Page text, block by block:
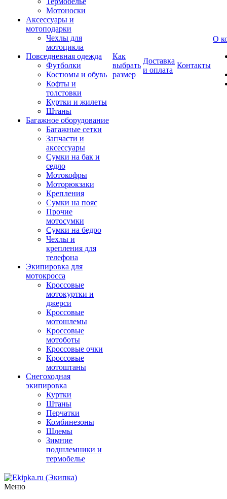
Мотоноски
Аксессуары и
мотоподарки
Чехлы для
мотоцикла
Повседневная одежда
Футболки
Костюмы и обувь
Кофты и
толстовки
Куртки и жилеты
Штаны
Багажное оборудование
Багажные сетки
Запчасти и
аксессуары
Сумки на бак и
седло
Мотокофры
Моторюкзаки
Крепления
Сумки на пояс
Прочие
мотосумки
Сумки на бедро
Чехлы и
крепления для
телефона
Экипировка для
мотокросса
Кроссовые
мотокуртки и
джерси
Кроссовые
мотошлемы
Кроссовые
мотоботы
Кроссовые очки
Кроссовые
мотоштаны
Снегоходная
экипировка
Куртки
Штаны
Перчатки
Комбинезоны
Шлемы
Зимние
подшлемники и
термобелье
Как
выбрать
размер
Доставка
и оплата
Контакты
О
Меню